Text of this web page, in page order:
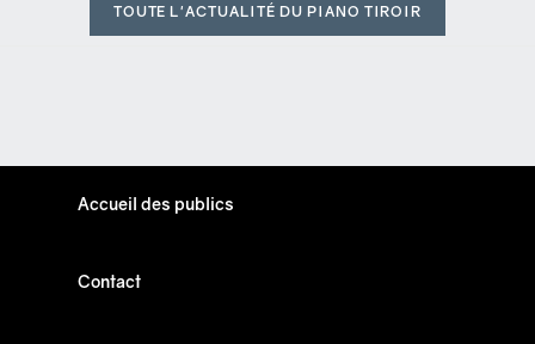
TOUTE L'ACTUALITÉ DU PIANO TIROIR
Accueil des publics
Contact